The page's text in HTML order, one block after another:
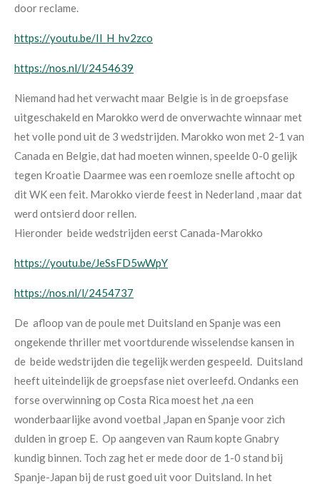
door reclame.
https://youtu.be/Il_H_hv2zco
https://nos.nl/l/2454639
Niemand had het verwacht maar Belgie is in de groepsfase
uitgeschakeld en Marokko werd de onverwachte winnaar met
het volle pond uit de 3 wedstrijden. Marokko won met 2-1 van
Canada en Belgie, dat had moeten winnen, speelde 0-0 gelijk
tegen Kroatie Daarmee was een roemloze snelle aftocht op
dit WK een feit. Marokko vierde feest in Nederland , maar dat
werd ontsierd door rellen.
Hieronder beide wedstrijden eerst Canada-Marokko
https://youtu.be/JeSsFD5wWpY
https://nos.nl/l/2454737
De afloop van de poule met Duitsland en Spanje was een
ongekende thriller met voortdurende wisselendse kansen in
de beide wedstrijden die tegelijk werden gespeeld. Duitsland
heeft uiteindelijk de groepsfaseniet overleefd. Ondanks een
forse overwinningop Costa Rica moest het ,na een
wonderbaarlijke avond voetbal ,Japan en Spanje voor zich
dulden in groep E. Op aangeven van Raum kopte Gnabry
kundig binnen. Toch zag het er mede door de 1-0 stand bij
Spanje-Japan bij de rust goed uit voor Duitsland. In het